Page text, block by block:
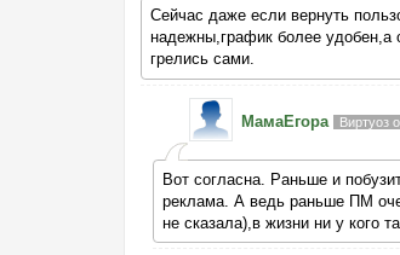
Сейчас даже если вернуть
надежны,график более удобен,а
грелись сами.
МамаЕгора Виртуоз
Вот согласна. Раньше и
реклама. А ведь раньше ПМ
не сказала),в жизни ни у кого